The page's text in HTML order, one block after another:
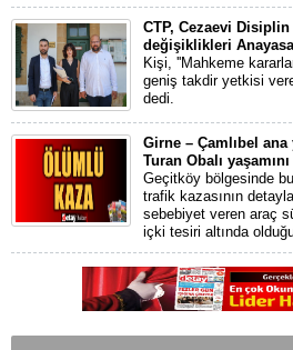
CTP, Cezaevi
değişiklikleri Anayasa
Kişi, ''Mahkeme
geniş takdir yetkisi
dedi.
Girne – Çamlıbel
Turan Obalı
Geçitköy bölgesinde
trafik kazasının
sebebiyet veren araç
içki tesiri altında